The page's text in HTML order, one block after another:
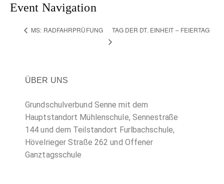
Event Navigation
MS: RADFAHRPRÜFUNG TAG DER DT. EINHEIT – FEIERTAG
ÜBER UNS
Grundschulverbund Senne mit dem
Hauptstandort Mühlenschule, Sennestraße
144 und dem Teilstandort Furlbachschule,
Hövelrieger Straße 262 und Offener
Ganztagsschule